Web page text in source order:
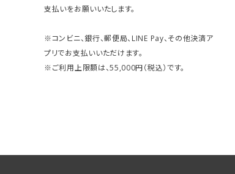
支払いをお願いいたします。
※コンビニ、銀行、郵便局、LINE Pay、その他決済ア
プリでお支払いいただけます。
※ご利用上限額は、55,000円（税込）です。